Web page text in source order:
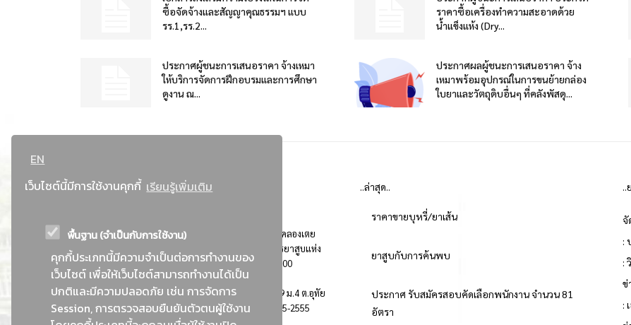
EN
เว็บไซต์นี้มีการใช้งานคุกกี้ เรียนรู้เพิ่มเติม
พื้นฐาน (จำเป็นกับการใช้งาน)
คุกกี้ประเภทนี้มีความจำเป็นต่อการทำงานของ
เว็บไซต์ เพื่อให้เว็บไซต์สามารถทำงานได้เป็น
ปกติและมีความปลอดภัย เช่น การจัดการ
Session, การตรวจสอบยืนยันตัวตนผู้ใช้งาน
ซื้อจัดจ้างและสัญญาคุณธรรมฯ แบบ
รร.1,รร.2...
ราคาซื้อเครื่องทำความสะอาดด้วย
น้ำแข็งแห้ง (Dry...
ประกาศผู้ชนะการเสนอราคา จ้างเหมา
ให้บริการจัดการฝึกอบรมและการศึกษา
ดูงาน ณ...
ประกาศผลผู้ชนะการเสนอราคา จ้าง
เหมาพร้อมอุปกรณ์ในการขนย้ายกล่อง
ใบยาและวัตถุดิบอื่นๆ ที่คลังพัสดุ...
ที่อยู่ : 184 ถนนพระรามที่ 4 แขวงคลองเตย เขตคลองเตย
กรุงเทพมหานคร 10110 ติดต่อประชาสัมพันธ์ การยาสูบแห่ง
ประเทศไทย Call center โทร. 0-2229-1000
การยาสูบแห่งประเทศไทย พระนครศรีอยุธยา : 999 ม.4 ต.อุทัย
อ.อุทัย จ.พระนครศรีอยุธยา 13210 โทร. 0-3535-2555
..ล่าสุด..
ราคาขายบุหรี่/ยาเส้น
ยาสูบกับการค้นพบ
ประกาศ รับสมัครสอบคัดเลือกพนักงาน จำนวน 81
อัตรา
..
จั
:
:
ข่
: